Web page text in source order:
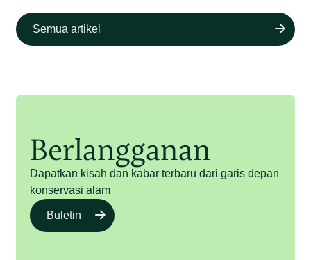
Semua artikel
Berlangganan
Dapatkan kisah dan kabar terbaru dari garis depan
konservasi alam
Buletin